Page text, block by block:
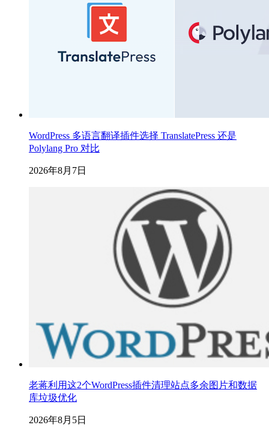
WordPress 多语言翻译插件选择 TranslatePress 还是
Polylang Pro 对比
2026年8月7日
老蒋利用这2个WordPress插件清理站点多余图片和数据
库垃圾优化
2026年8月5日